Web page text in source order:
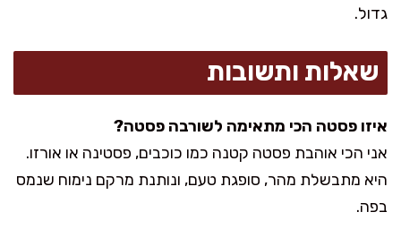
גדול.
שאלות ותשובות
איזו פסטה הכי מתאימה לשורבה פסטה?
אני הכי אוהבת פסטה קטנה כמו כוכבים, פסטינה או אורזו.
היא מתבשלת מהר, סופגת טעם, ונותנת מרקם נימוח שנמס
בפה.